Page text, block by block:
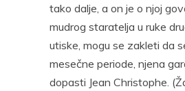
tako dalje, a on je o njoj
mudrog staratelja u ruke
utiske, mogu se zakleti da
mesečne periode, njena
dopasti Jean Christophe.